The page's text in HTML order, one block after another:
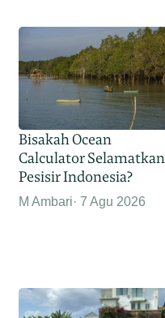
Bisakah Ocean
Calculator Selamatkan
Pesisir Indonesia?
M Ambari 7 Agu 2026